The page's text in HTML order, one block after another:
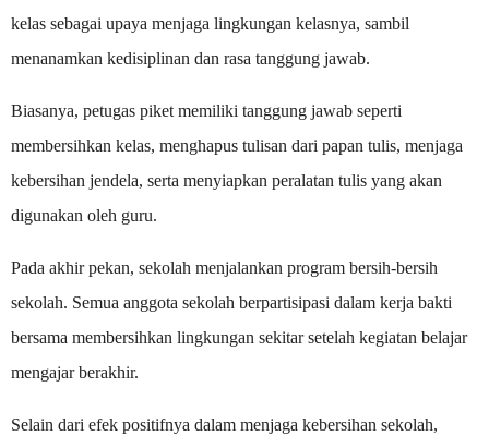
kelas sebagai upaya menjaga lingkungan kelasnya, sambil
menanamkan kedisiplinan dan rasa tanggung jawab.
Biasanya, petugas piket memiliki tanggung jawab seperti
membersihkan kelas, menghapus tulisan dari papan tulis, menjaga
kebersihan jendela, serta menyiapkan peralatan tulis yang akan
digunakan oleh guru.
Pada akhir pekan, sekolah menjalankan program bersih-bersih
sekolah. Semua anggota sekolah berpartisipasi dalam kerja bakti
bersama membersihkan lingkungan sekitar setelah kegiatan belajar
mengajar berakhir.
Selain dari efek positifnya dalam menjaga kebersihan sekolah,